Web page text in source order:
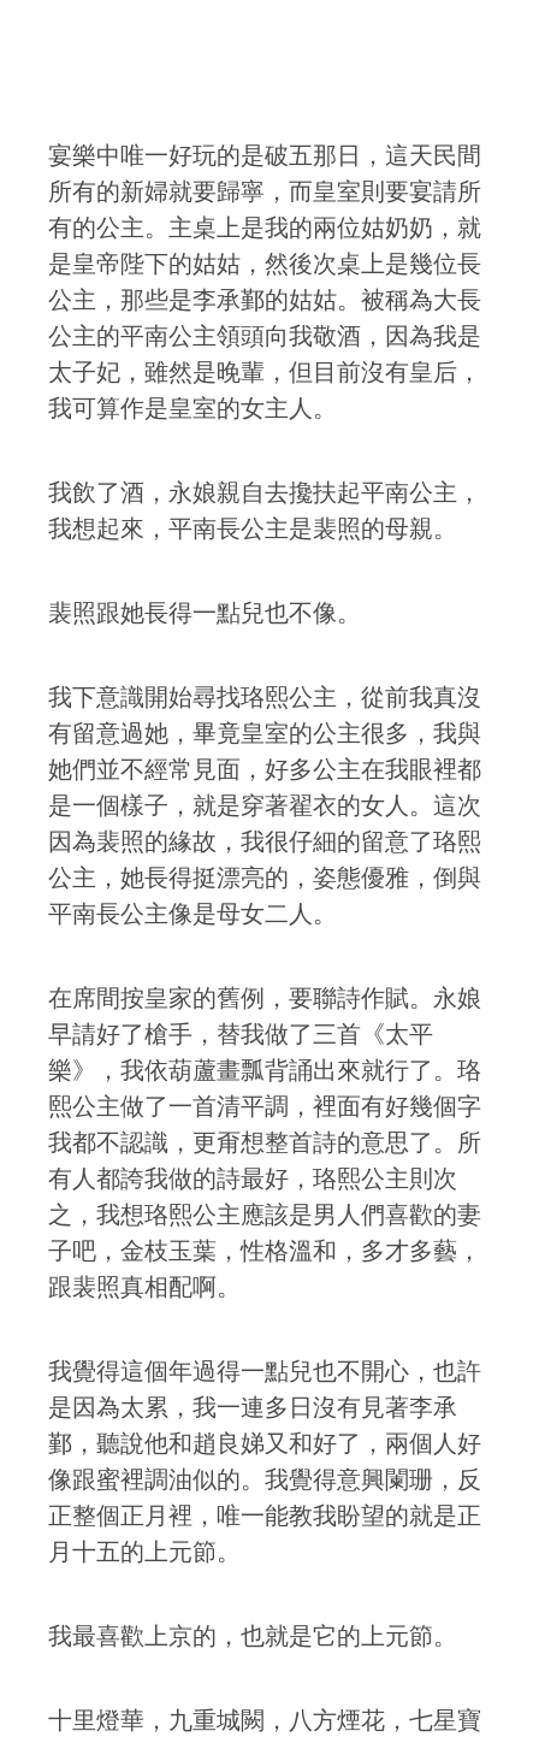
宴樂中唯一好玩的是破五那日，這天民間
所有的新婦就要歸寧，而皇室則要宴請所
有的公主。主桌上是我的兩位姑奶奶，就
是皇帝陛下的姑姑，然後次桌上是幾位長
公主，那些是李承鄞的姑姑。被稱為大長
公主的平南公主領頭向我敬酒，因為我是
太子妃，雖然是晚輩，但目前沒有皇后，
我可算作是皇室的女主人。
我飲了酒，永娘親自去攙扶起平南公主，
我想起來，平南長公主是裴照的母親。
裴照跟她長得一點兒也不像。
我下意識開始尋找珞熙公主，從前我真沒
有留意過她，畢竟皇室的公主很多，我與
她們並不經常見面，好多公主在我眼裡都
是一個樣子，就是穿著翟衣的女人。這次
因為裴照的緣故，我很仔細的留意了珞熙
公主，她長得挺漂亮的，姿態優雅，倒與
平南長公主像是母女二人。
在席間按皇家的舊例，要聯詩作賦。永娘
早請好了槍手，替我做了三首《太平
樂》，我依葫蘆畫瓢背誦出來就行了。珞
熙公主做了一首清平調，裡面有好幾個字
我都不認識，更甭想整首詩的意思了。所
有人都誇我做的詩最好，珞熙公主則次
之，我想珞熙公主應該是男人們喜歡的妻
子吧，金枝玉葉，性格溫和，多才多藝，
跟裴照真相配啊。
我覺得這個年過得一點兒也不開心，也許
是因為太累，我一連多日沒有見著李承
鄞，聽說他和趙良娣又和好了，兩個人好
像跟蜜裡調油似的。我覺得意興闌珊，反
正整個正月裡，唯一能教我盼望的就是正
月十五的上元節。
我最喜歡上京的，也就是它的上元節。
十里燈華，九重城闕，八方煙花，七星寶